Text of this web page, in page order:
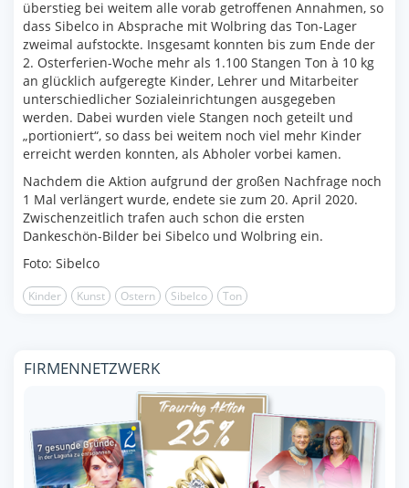
überstieg bei weitem alle vorab getroffenen Annahmen, so
dass Sibelco in Absprache mit Wolbring das Ton-Lager
zweimal aufstockte. Insgesamt konnten bis zum Ende der
2. Osterferien-Woche mehr als 1.100 Stangen Ton à 10 kg
an glücklich aufgeregte Kinder, Lehrer und Mitarbeiter
unterschiedlicher Sozialeinrichtungen ausgegeben
werden. Dabei wurden viele Stangen noch geteilt und
„portioniert“, so dass bei weitem noch viel mehr Kinder
erreicht werden konnten, als Abholer vorbei kamen.
Nachdem die Aktion aufgrund der großen Nachfrage noch
1 Mal verlängert wurde, endete sie zum 20. April 2020.
Zwischenzeitlich trafen auch schon die ersten
Dankeschön-Bilder bei Sibelco und Wolbring ein.
Foto: Sibelco
Kinder Kunst Ostern Sibelco Ton
FIRMENNETZWERK